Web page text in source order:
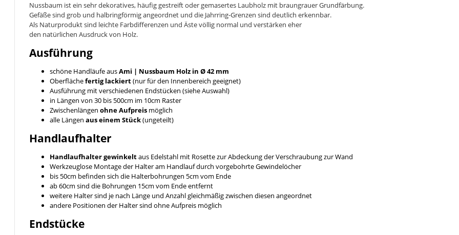
Nussbaum ist ein sehr dekoratives, häufig gestreift oder gemasertes Laubholz mit braungrauer Grundfärbung.
Gefäße sind grob und halbringförmig angeordnet und die Jahrring-Grenzen sind deutlich erkennbar.
Als Naturprodukt sind leichte Farbdifferenzen und Äste völlig normal und verstärken eher
den natürlichen Ausdruck von Holz.
Ausführung
schöne Handläufe ausAmi | Nussbaum Holz in Ø 42 mm
Oberflächefertig lackiert(nur für den Innenbereich geeignet)
Ausführung mit verschiedenen Endstücken (siehe Auswahl)
in Längen von 30 bis 500cm im 10cm Raster
Zwischenlängen ohne Aufpreis möglich
alle Längen aus einem Stück(ungeteilt)
Handlaufhalter
Handlaufhalter gewinkeltaus Edelstahl mit Rosette zur Abdeckung der Verschraubung zur Wand
Werkzeuglose Montage der Halter am Handlauf durch vorgebohrte Gewindelöcher
bis 50cm befinden sich die Halterbohrungen 5cm vom Ende
ab 60cm sind die Bohrungen 15cm vom Ende entfernt
weitere Halter sind je nach Länge und Anzahl gleichmäßig zwischen diesen angeordnet
andere Positionen der Halter sind ohne Aufpreis möglich
Endstücke